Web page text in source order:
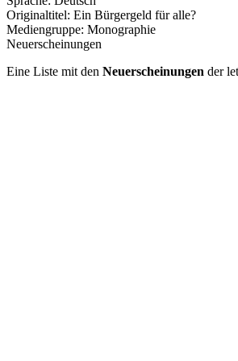
Originaltitel: Ein Bürgergeld für alle?
Mediengruppe: Monographie
Neuerscheinungen
Eine Liste mit den Neuerscheinungen der